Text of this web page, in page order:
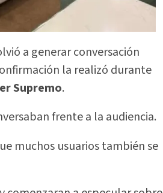
a generar conversación
la realizó durante
Supremo.
frente a la audiencia.
muchos usuarios también se